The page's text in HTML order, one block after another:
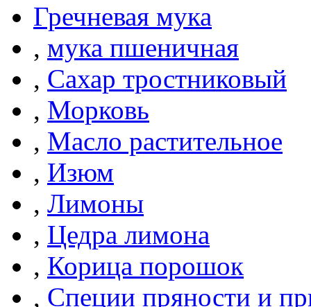
Гречневая мука
, мука пшеничная
, Сахар тростниковый
, Морковь
, Масло растительное
, Изюм
, Лимоны
, Цедра лимона
, Корица порошок
, Специи пряности и